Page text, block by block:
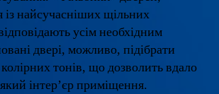
із найсучасніших щільних
усім необхідним
двері, можливо, підібрати
тонів, що дозволить вдало
інтер’єр приміщення.